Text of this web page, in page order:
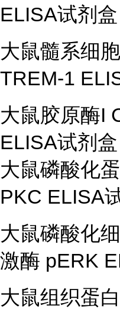
ELISA试剂盒
大鼠髓系细
TREM-1
大鼠胶原酶I
ELISA试剂盒
大鼠磷酸化
PKC ELISA
大鼠磷酸化
激酶 pERK
大鼠组织蛋